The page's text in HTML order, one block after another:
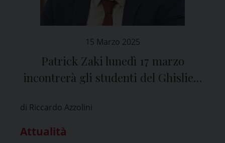
15 Marzo 2025
Patrick Zaki lunedì 17 marzo
incontrerà gli studenti del Ghislieri
di Riccardo Azzolini
Attualità